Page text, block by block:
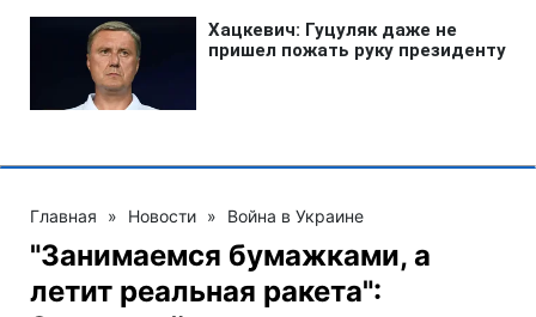
Главная » Новости » Война в Украине
"Занимаемся бумажками, а
летит реальная ракета":